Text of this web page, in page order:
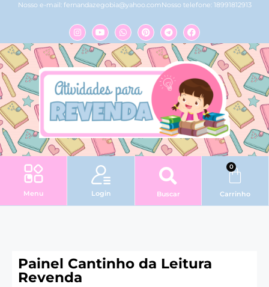
Nosso e-mail: fernandazegobia@yahoo.comNosso telefone: 18991812913
Menu Login Buscar
0
Carrinho
Painel Cantinho da Leitura
Revenda